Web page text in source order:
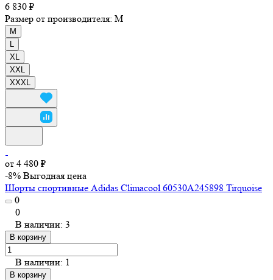
6 830 ₽
Размер от производителя: M
M
XL
XXL
XXXL
от 4 480 ₽
-8% Выгодная цена
Шорты спортивные Adidas Climacool 60530A245898 Tirquoise
0
0
В наличии: 3
В корзину
В наличии: 1
В корзину